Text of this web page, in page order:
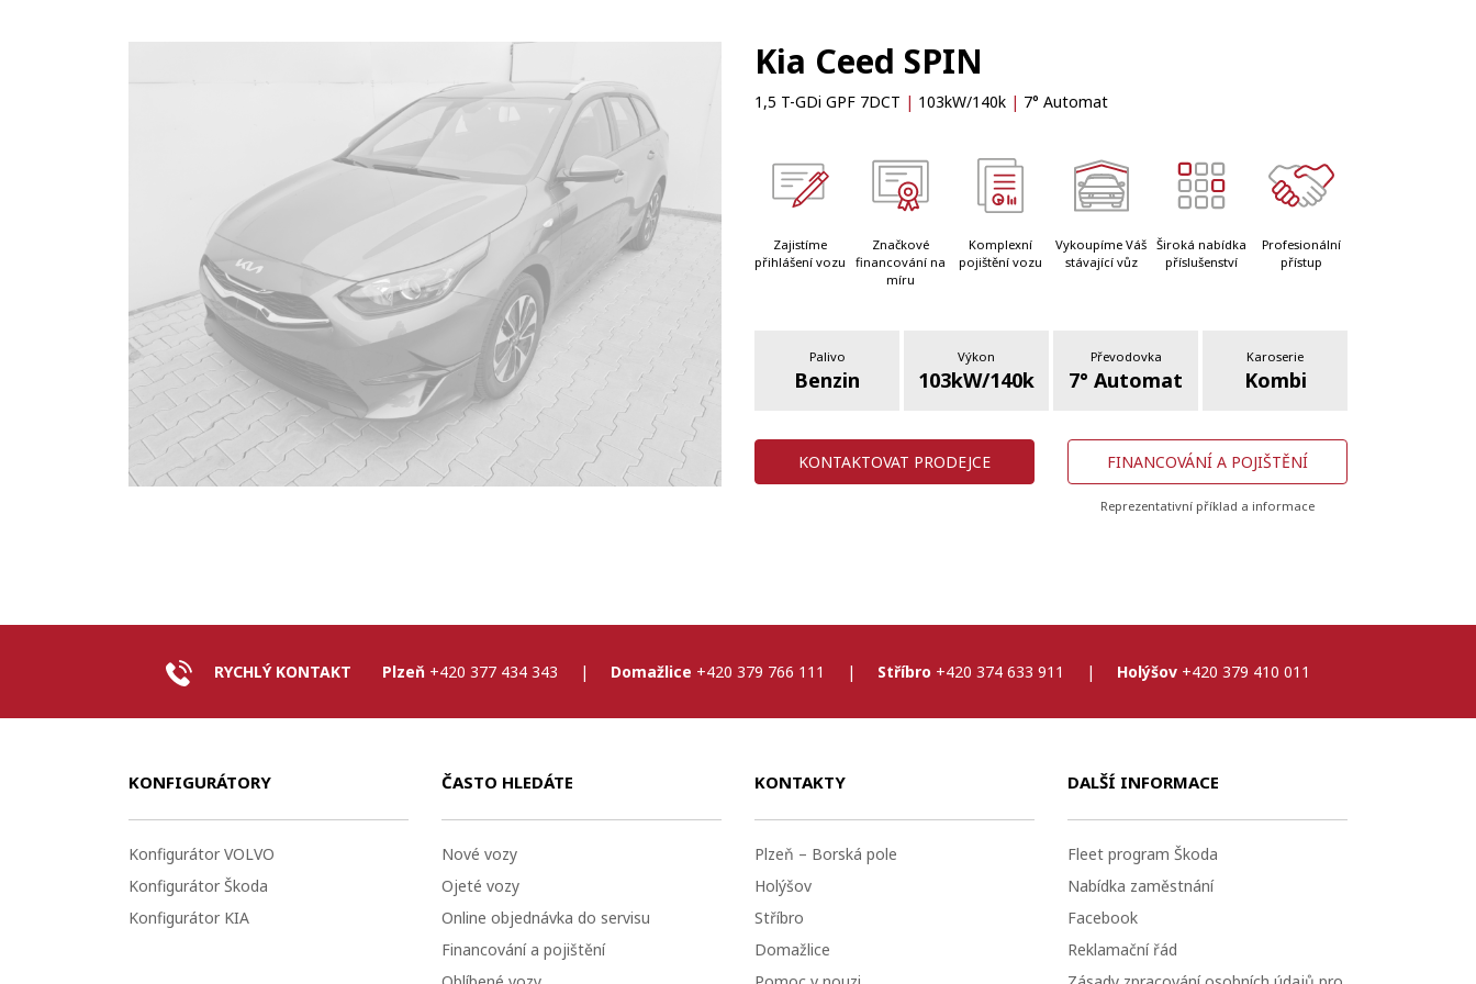
Kia Ceed SPIN
1,5 T-GDi GPF 7DCT | 103kW/140k | 7° Automat
Zajistíme
přihlášení vozu
Značkové
financování na
míru
Komplexní
pojištění vozu
Vykoupíme Váš
stávající vůz
Široká nabídka
příslušenství
Profesionální
přístup
Palivo
Benzin
Výkon
103kW/140k
Převodovka
7° Automat
Karoserie
Kombi
KONTAKTOVAT PRODEJCE FINANCOVÁNÍ A POJIŠTĚNÍ
Reprezentativní příklad a informace
RYCHLÝ KONTAKT Plzeň +420 377 434 343 | Domažlice +420 379 766 111 | Stříbro +420 374 633 911 | Holýšov +420 379 410 011
KONFIGURÁTORY
Konfigurátor VOLVO
Konfigurátor Škoda
Konfigurátor KIA
ČASTO HLEDÁTE
Nové vozy
Ojeté vozy
Online objednávka do servisu
Financování a pojištění
KONTAKTY
Plzeň – Borská pole
Holýšov
Stříbro
Domažlice
DALŠÍ INFORMACE
Fleet program Škoda
Nabídka zaměstnání
Facebook
Reklamační řád